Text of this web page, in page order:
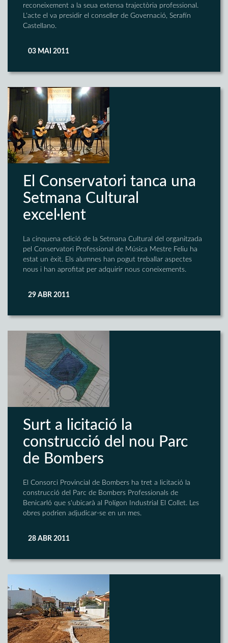
reconeixement a la seua extensa trajectòria professional.
L'acte el va presidir el conseller de Governació, Serafín
Castellano.
03 MAI 2011
El Conservatori tanca una
Setmana Cultural
excel·lent
La cinquena edició de la Setmana Cultural del organitzada
pel Conservatori Professional de Música Mestre Feliu ha
estat un èxit. Els alumnes han pogut treballar aspectes
nous i han aprofitat per adquirir nous coneixements.
29 ABR 2011
Surt a licitació la
construcció del nou Parc
de Bombers
El Consorci Provincial de Bombers ha tret a licitació la
construcció del Parc de Bombers Professionals de
Benicarló que s'ubicarà al Polígon Industrial El Collet. Les
obres podrien adjudicar-se en un mes.
28 ABR 2011